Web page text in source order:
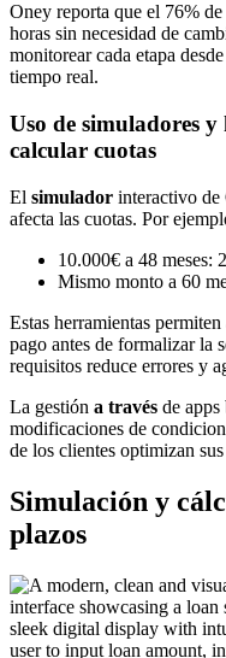
Oney reporta que el 76%
horas sin necesidad de
monitorear cada etapa desde
tiempo real.
Uso de simuladores
calcular cuotas
El simulador interactivo de
afecta las cuotas. Por
10.000€ a 48 meses:
Mismo monto a 60
Estas herramientas permiten
pago antes de formalizar la
requisitos reduce errores y
La gestión a través de
modificaciones de
de los clientes optimizan
Simulación y
plazos